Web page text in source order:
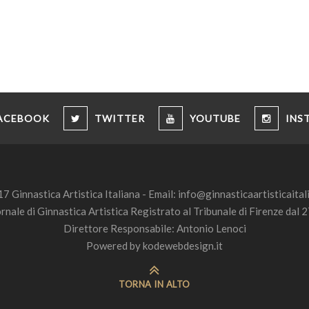
TWITTER YOUTUBE
Ginnastica Artistica Italiana - Email:
di Ginnastica Artistica Registrato al Tribunale di Firenze dal
Direttore Responsabile: Antonio Lenoci
Powered bykodewebdesign.it
TORNA IN ALTO